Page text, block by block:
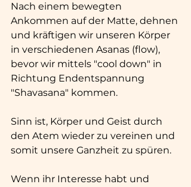
Nach einem bewegten
Ankommen auf der Matte, dehnen
und kräftigen wir unseren Körper
in verschiedenen Asanas (flow),
bevor wir mittels "cool down" in
Richtung Endentspannung
"Shavasana" kommen.
Sinn ist, Körper und Geist durch
den Atem wieder zu vereinen und
somit unsere Ganzheit zu spüren.
Wenn ihr Interesse habt und